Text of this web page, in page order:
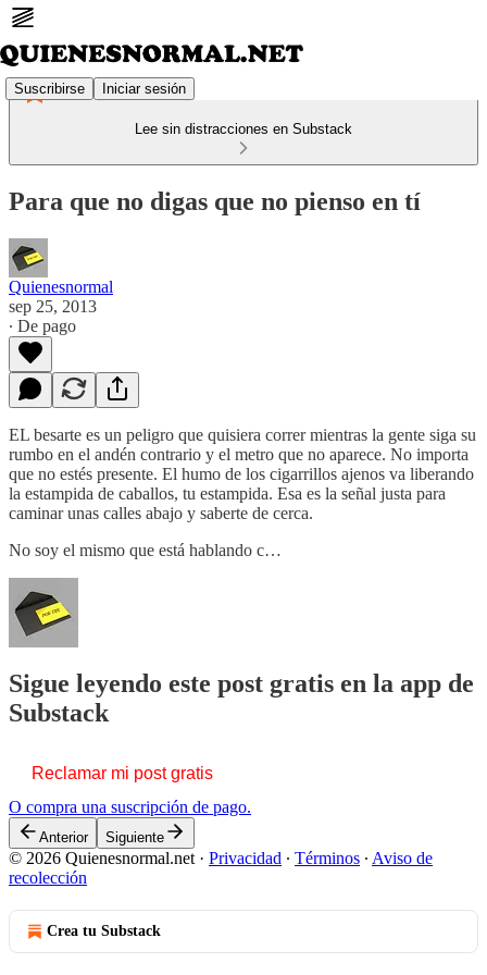
Suscribirse Iniciar sesión
Lee sin distracciones en Substack
Para que no digas que no pienso en tí
Quienesnormal
sep 25, 2013
∙ De pago
EL besarte es un peligro que quisiera correr mientras la gente siga su
rumbo en el andén contrario y el metro que no aparece. No importa
que no estés presente. El humo de los cigarrillos ajenos va liberando
la estampida de caballos, tu estampida. Esa es la señal justa para
caminar unas calles abajo y saberte de cerca.
No soy el mismo que está hablando c…
Sigue leyendo este post gratis en la app de
Substack
Reclamar mi post gratis
O compra una suscripción de pago.
Anterior Siguiente
© 2026 Quienesnormal.net · Privacidad ∙ Términos ∙ Aviso de
recolección
Crea tu Substack